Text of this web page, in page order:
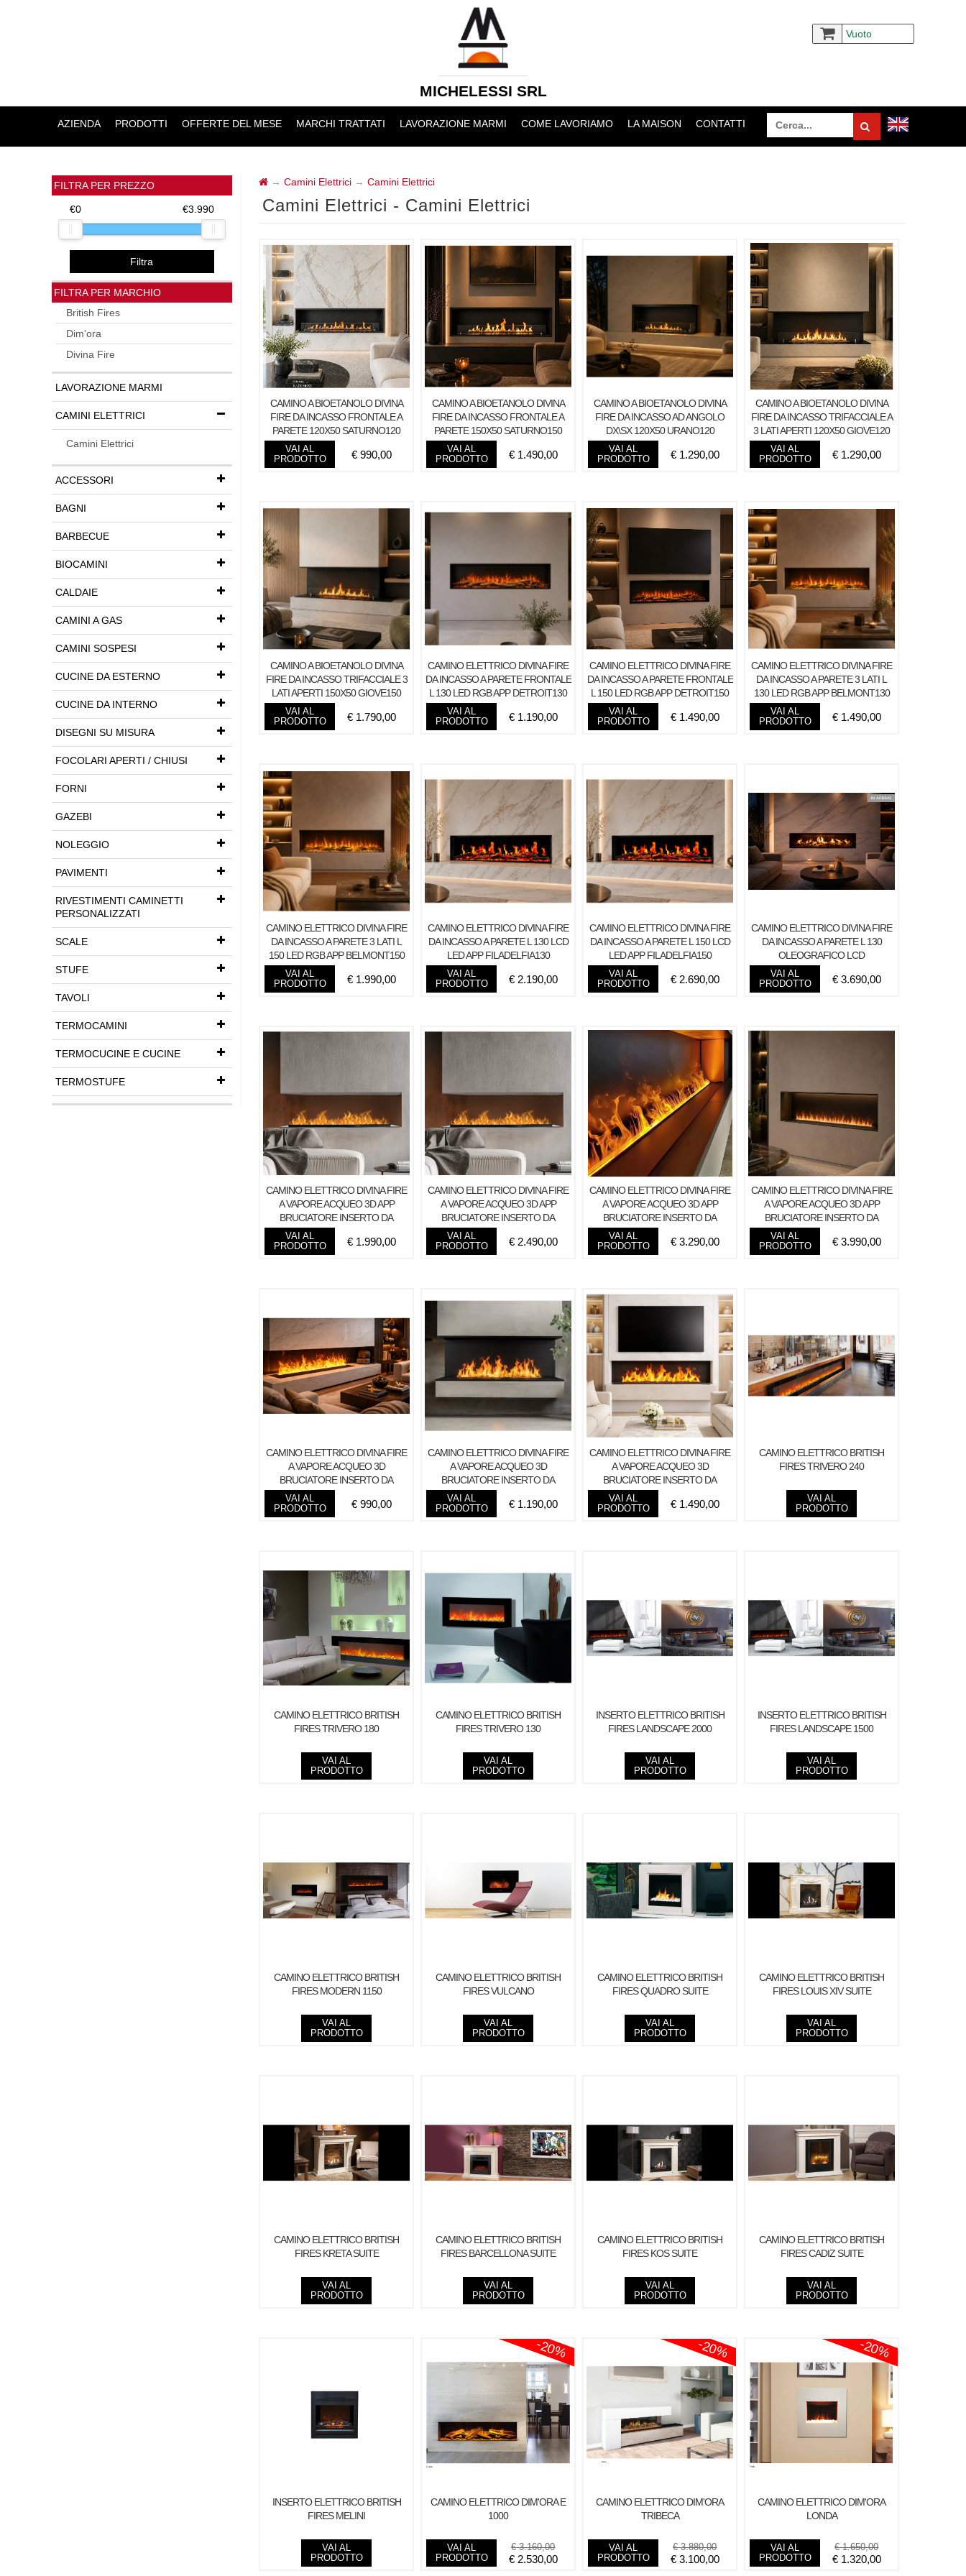
MICHELESSI SRL
Vuoto
AZIENDA PRODOTTI OFFERTE DEL MESE MARCHI TRATTATI LAVORAZIONE MARMI COME LAVORIAMO LA MAISON CONTATTI
FILTRA PER PREZZO
€0 €3.990
Filtra
FILTRA PER MARCHIO
British Fires
Dim'ora
Divina Fire
LAVORAZIONE MARMI
CAMINI ELETTRICI
Camini Elettrici
ACCESSORI
BAGNI
BARBECUE
BIOCAMINI
CALDAIE
CAMINI A GAS
CAMINI SOSPESI
CUCINE DA ESTERNO
CUCINE DA INTERNO
DISEGNI SU MISURA
FOCOLARI APERTI / CHIUSI
FORNI
GAZEBI
NOLEGGIO
PAVIMENTI
RIVESTIMENTI CAMINETTI
PERSONALIZZATI
SCALE
STUFE
TAVOLI
TERMOCAMINI
TERMOCUCINE E CUCINE
TERMOSTUFE
→ Camini Elettrici → Camini Elettrici
Camini Elettrici - Camini Elettrici
CAMINO A BIOETANOLO DIVINA
FIRE DA INCASSO FRONTALE A
PARETE 120X50 SATURNO120
TOPLINE
VAI AL
PRODOTTO
€ 990,00
CAMINO A BIOETANOLO DIVINA
FIRE DA INCASSO FRONTALE A
PARETE 150X50 SATURNO150
TOPLINE
VAI AL
PRODOTTO
€ 1.490,00
CAMINO A BIOETANOLO DIVINA
FIRE DA INCASSO AD ANGOLO
DX\SX 120X50 URANO120
TOPLINE
VAI AL
PRODOTTO
€ 1.290,00
CAMINO A BIOETANOLO DIVINA
FIRE DA INCASSO TRIFACCIALE A
3 LATI APERTI 120X50 GIOVE120
TOP
VAI AL
PRODOTTO
€ 1.290,00
CAMINO A BIOETANOLO DIVINA
FIRE DA INCASSO TRIFACCIALE 3
LATI APERTI 150X50 GIOVE150
TOPLI
VAI AL
PRODOTTO
€ 1.790,00
CAMINO ELETTRICO DIVINA FIRE
DA INCASSO A PARETE FRONTALE
L 130 LED RGB APP DETROIT130
VAI AL
PRODOTTO
€ 1.190,00
CAMINO ELETTRICO DIVINA FIRE
DA INCASSO A PARETE FRONTALE
L 150 LED RGB APP DETROIT150
VAI AL
PRODOTTO
€ 1.490,00
CAMINO ELETTRICO DIVINA FIRE
DA INCASSO A PARETE 3 LATI L
130 LED RGB APP BELMONT130
VAI AL
PRODOTTO
€ 1.490,00
CAMINO ELETTRICO DIVINA FIRE
DA INCASSO A PARETE 3 LATI L
150 LED RGB APP BELMONT150
VAI AL
PRODOTTO
€ 1.990,00
CAMINO ELETTRICO DIVINA FIRE
DA INCASSO A PARETE L 130 LCD
LED APP FILADELFIA130
VAI AL
PRODOTTO
€ 2.190,00
CAMINO ELETTRICO DIVINA FIRE
DA INCASSO A PARETE L 150 LCD
LED APP FILADELFIA150
VAI AL
PRODOTTO
€ 2.690,00
CAMINO ELETTRICO DIVINA FIRE
DA INCASSO A PARETE L 130
OLEOGRAFICO LCD
MONTREAL130
VAI AL
PRODOTTO
€ 3.690,00
CAMINO ELETTRICO DIVINA FIRE
A VAPORE ACQUEO 3D APP
BRUCIATORE INSERTO DA
INCASSO 75 PRO-L
VAI AL
PRODOTTO
€ 1.990,00
CAMINO ELETTRICO DIVINA FIRE
A VAPORE ACQUEO 3D APP
BRUCIATORE INSERTO DA
INCASSO 100 PRO-
VAI AL
PRODOTTO
€ 2.490,00
CAMINO ELETTRICO DIVINA FIRE
A VAPORE ACQUEO 3D APP
BRUCIATORE INSERTO DA
INCASSO 125 PRO-
VAI AL
PRODOTTO
€ 3.290,00
CAMINO ELETTRICO DIVINA FIRE
A VAPORE ACQUEO 3D APP
BRUCIATORE INSERTO DA
INCASSO 150 PRO-
VAI AL
PRODOTTO
€ 3.990,00
CAMINO ELETTRICO DIVINA FIRE
A VAPORE ACQUEO 3D
BRUCIATORE INSERTO DA
INCASSO L 100 DFVAPO
VAI AL
PRODOTTO
€ 990,00
CAMINO ELETTRICO DIVINA FIRE
A VAPORE ACQUEO 3D
BRUCIATORE INSERTO DA
INCASSO L 120 DFVAPO
VAI AL
PRODOTTO
€ 1.190,00
CAMINO ELETTRICO DIVINA FIRE
A VAPORE ACQUEO 3D
BRUCIATORE INSERTO DA
INCASSO L 150 DFVAPO
VAI AL
PRODOTTO
€ 1.490,00
CAMINO ELETTRICO BRITISH
FIRES TRIVERO 240
VAI AL
PRODOTTO
CAMINO ELETTRICO BRITISH
FIRES TRIVERO 180
VAI AL
PRODOTTO
CAMINO ELETTRICO BRITISH
FIRES TRIVERO 130
VAI AL
PRODOTTO
INSERTO ELETTRICO BRITISH
FIRES LANDSCAPE 2000
VAI AL
PRODOTTO
INSERTO ELETTRICO BRITISH
FIRES LANDSCAPE 1500
VAI AL
PRODOTTO
CAMINO ELETTRICO BRITISH
FIRES MODERN 1150
VAI AL
PRODOTTO
CAMINO ELETTRICO BRITISH
FIRES VULCANO
VAI AL
PRODOTTO
CAMINO ELETTRICO BRITISH
FIRES QUADRO SUITE
VAI AL
PRODOTTO
CAMINO ELETTRICO BRITISH
FIRES LOUIS XIV SUITE
VAI AL
PRODOTTO
CAMINO ELETTRICO BRITISH
FIRES KRETA SUITE
VAI AL
PRODOTTO
CAMINO ELETTRICO BRITISH
FIRES BARCELLONA SUITE
VAI AL
PRODOTTO
CAMINO ELETTRICO BRITISH
FIRES KOS SUITE
VAI AL
PRODOTTO
CAMINO ELETTRICO BRITISH
FIRES CADIZ SUITE
VAI AL
PRODOTTO
INSERTO ELETTRICO BRITISH
FIRES MELINI
VAI AL
PRODOTTO
-20%
CAMINO ELETTRICO DIM'ORA E
1000
VAI AL
PRODOTTO
€ 3.160,00
€ 2.530,00
-20%
CAMINO ELETTRICO DIM'ORA
TRIBECA
VAI AL
PRODOTTO
€ 3.880,00
€ 3.100,00
-20%
CAMINO ELETTRICO DIM'ORA
LONDA
VAI AL
PRODOTTO
€ 1.650,00
€ 1.320,00